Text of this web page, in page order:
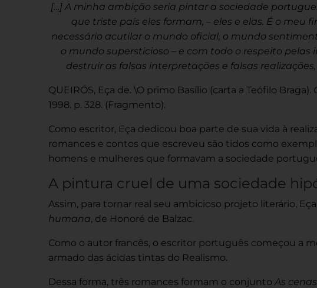
[…] A minha ambição seria pintar a sociedade
que triste país eles formam, – eles e elas. É o meu
necessário acutilar o mundo oficial, o mundo
o mundo supersticioso – e com todo o respeito
destruir as falsas interpretações e falsas
QUEIRÓS, Eça de. \O primo Basílio (carta a Teófilo Braga).
1998. p. 328. (Fragmento).
Como escritor, Eça dedicou boa parte de sua vida à
romances e contos que escreveu são tidos como
homens e mulheres que formavam a sociedade
A pintura cruel de uma sociedade
Assim, para tornar real seu ambicioso projeto literário,
humana, de Honoré de Balzac.
Como o autor francês, o escritor português começou a
armado das ácidas tintas do Realismo.
Dessa forma, três romances formam o conjuntoAs